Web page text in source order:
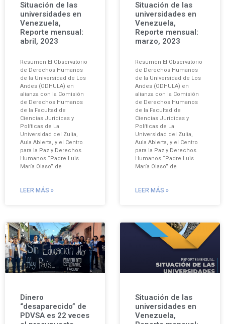
Situación de las
universidades en
Venezuela,
Reporte mensual:
abril, 2023
Resumen El Observatorio
de Derechos Humanos
de la Universidad de Los
Andes (ODHULA) en
alianza con la Comisión
de Derechos Humanos
de la Facultad de
Ciencias Jurídicas y
Políticas de La
Universidad del Zulia,
Aula Abierta, y el Centro
para la Paz y Derechos
Humanos “Padre Luis
María Olaso” de
LEER MÁS »
Situación de las
universidades en
Venezuela,
Reporte mensual:
marzo, 2023
Resumen El Observatorio
de Derechos Humanos
de la Universidad de Los
Andes (ODHULA) en
alianza con la Comisión
de Derechos Humanos
de la Facultad de
Ciencias Jurídicas y
Políticas de La
Universidad del Zulia,
Aula Abierta, y el Centro
para la Paz y Derechos
Humanos “Padre Luis
María Olaso” de
LEER MÁS »
Dinero
“desaparecido” de
PDVSA es 22 veces
Situación de las
universidades en
Venezuela,